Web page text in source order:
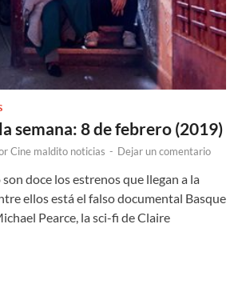
semana: 8 de febrero (2019)
Cine maldito noticias - Dejar un comentario
doce los estrenos que llegan a la
ellos está el falso documental Basque
Pearce, la sci-fi de Claire